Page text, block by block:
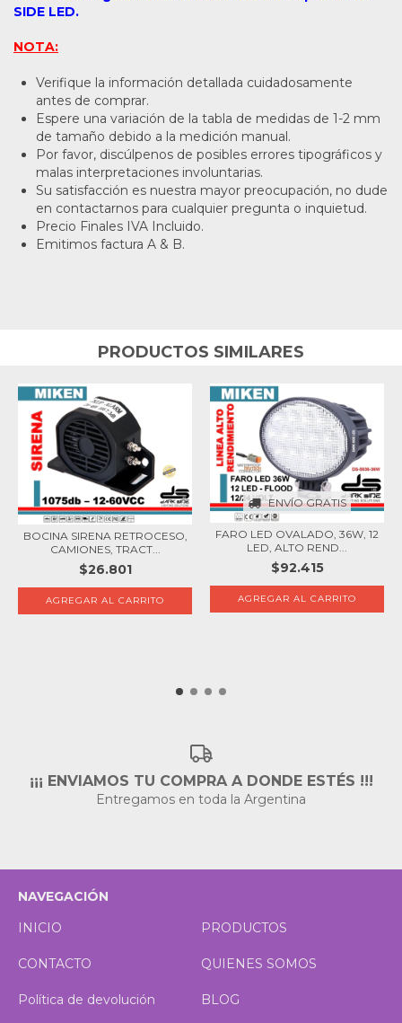
SIDE LED.
NOTA:
Verifique la información detallada cuidadosamente
antes de comprar.
Espere una variación de la tabla de medidas de 1-2 mm
de tamaño debido a la medición manual.
Por favor, discúlpenos de posibles errores tipográficos y
malas interpretaciones involuntarias.
Su satisfacción es nuestra mayor preocupación, no dude
en contactarnos para cualquier pregunta o inquietud.
Precio Finales IVA Incluido.
Emitimos factura A & B.
PRODUCTOS SIMILARES
BOCINA SIRENA RETROCESO,
CAMIONES, TRACT...
$26.801
ENVÍO GRATIS
FARO LED OVALADO, 36W, 12
LED, ALTO REND...
$92.415
¡¡¡ ENVIAMOS TU COMPRA A DONDE ESTÉS !!!
Entregamos en toda la Argentina
NAVEGACIÓN
INICIO
PRODUCTOS
CONTACTO QUIENES SOMOS
Política de devolución BLOG